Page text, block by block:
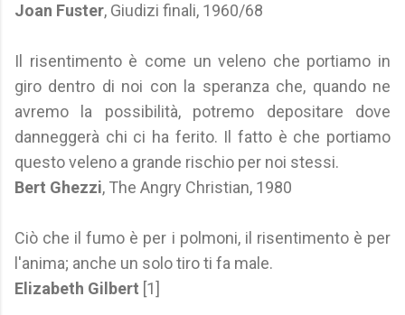
Joan Fuster, Giudizi finali, 1960/68
Il risentimento è come un veleno che portiamo in
giro dentro di noi con la speranza che, quando ne
avremo la possibilità, potremo depositare dove
danneggerà chi ci ha ferito. Il fatto è che portiamo
questo veleno a grande rischio per noi stessi.
Bert Ghezzi, The Angry Christian, 1980
Ciò che il fumo è per i polmoni, il risentimento è per
l'anima; anche un solo tiro ti fa male.
Elizabeth Gilbert [1]